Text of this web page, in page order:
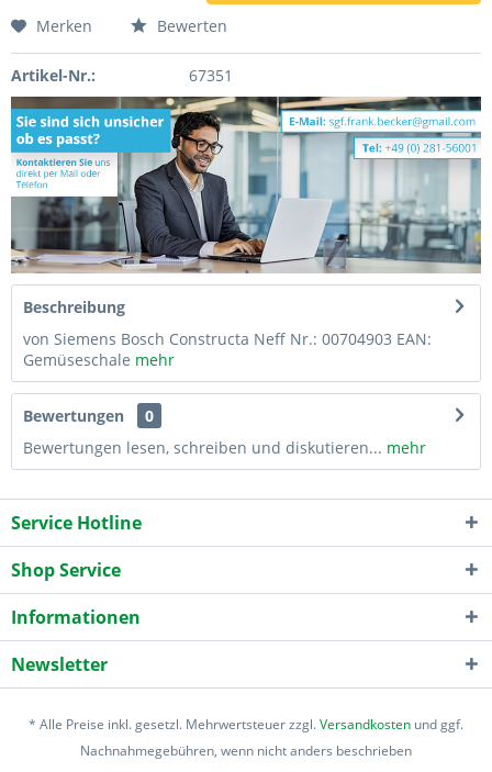
Merken Bewerten
Artikel-Nr.: 67351
Beschreibung
von Siemens Bosch Constructa Neff Nr.: 00704903 EAN:
Gemüseschale mehr
Bewertungen
0
Bewertungen lesen, schreiben und diskutieren... mehr
Service Hotline
Shop Service
Informationen
Newsletter
* Alle Preise inkl. gesetzl. Mehrwertsteuer zzgl.Versandkosten und ggf.
Nachnahmegebühren, wenn nicht anders beschrieben